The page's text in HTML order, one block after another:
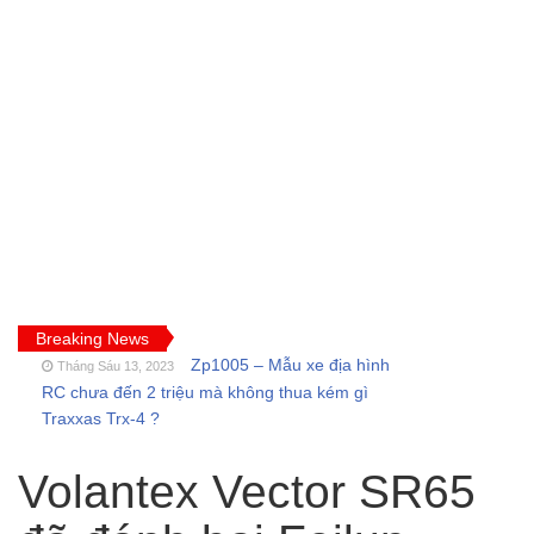
Breaking News
Tháng Sáu 13, 2023
Zp1005 – Mẫu xe địa hình
RC chưa đến 2 triệu mà không thua kém gì
Traxxas Trx-4 ?
thường gặp của tàu thuyền rc điều khiển từ xa
Feilun
Tháng Năm 18, 2023
Cano điều khiển từ xa
Volantex Vector SR65